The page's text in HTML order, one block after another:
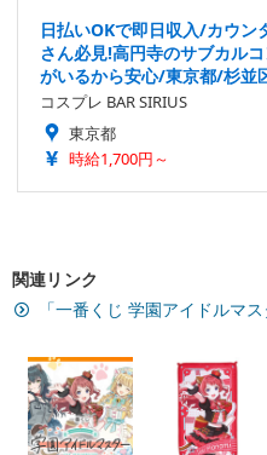
日払いOKで即日収入/カウン
さん必見!高円寺のサブカル
がいるから安心/東京都/杉並
コスプレ BAR SIRIUS
東京都
時給1,700円～
関連リンク
「一番くじ 学園アイドルマ